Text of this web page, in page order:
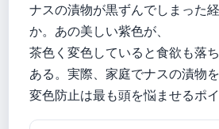
ナスの漬物が黒ずんでしまった
か。あの美しい紫色が、
茶色く変色していると食欲も落
ある。実際、家庭でナスの漬物を
変色防止は最も頭を悩ませるポイ